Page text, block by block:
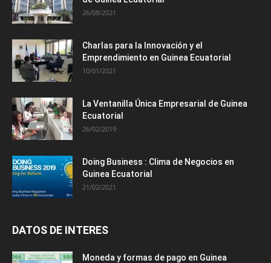
26/08/2021
Charlas para la Innovación y el
Emprendimiento en Guinea Ecuatorial
10/01/2021
La Ventanilla Única Empresarial de Guinea
Ecuatorial
26/02/2019
Doing Business : Clima de Negocios en
Guinea Ecuatorial
21/02/2021
DATOS DE INTERES
Moneda y formas de pago en Guinea